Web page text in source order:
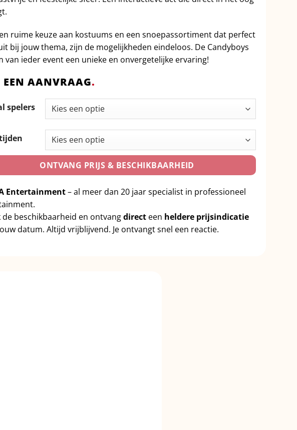
ruime keuze aan kostuums en een snoepassortiment dat perfect
bij jouw thema, zijn de mogelijkheden eindeloos. De Candyboys
van ieder event een unieke en onvergetelijke ervaring!
EEN AANVRAAG.
spelers
ONTVANG PRIJS & BESCHIKBAARHEID
Entertainment– al meer dan 20 jaar specialist in professioneel
de beschikbaarheid en ontvangdirect een heldere prijsindicatie
datum. Altijd vrijblijvend. Je ontvangt snel een reactie.